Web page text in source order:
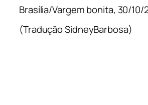
Brasília/Vargem bonita, 30/10/
(Tradução SidneyBarbosa)